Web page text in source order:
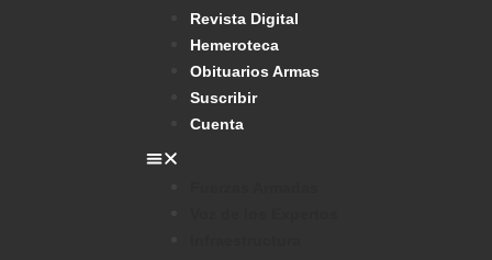
Revista Digital
Hemeroteca
Obituarios Armas
Suscribir
Cuenta